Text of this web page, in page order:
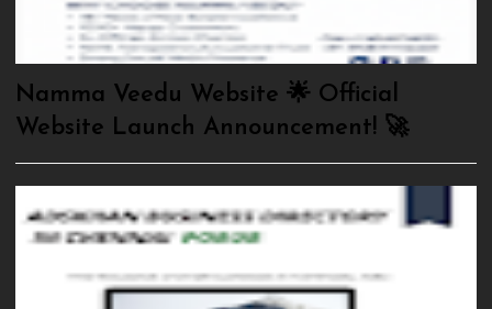
Namma Veedu Website 🌟 Official
Website Launch Announcement! 🚀